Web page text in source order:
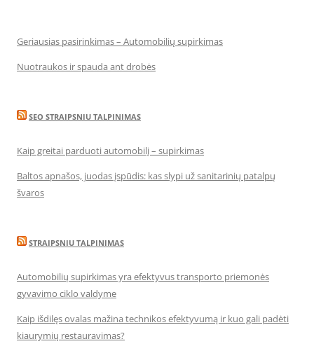
Geriausias pasirinkimas – Automobilių supirkimas
Nuotraukos ir spauda ant drobės
SEO STRAIPSNIU TALPINIMAS
Kaip greitai parduoti automobilį – supirkimas
Baltos apnašos, juodas įspūdis: kas slypi už sanitarinių patalpų
švaros
STRAIPSNIU TALPINIMAS
Automobilių supirkimas yra efektyvus transporto priemonės
gyvavimo ciklo valdyme
Kaip išdilęs ovalas mažina technikos efektyvumą ir kuo gali padėti
kiaurymių restauravimas?